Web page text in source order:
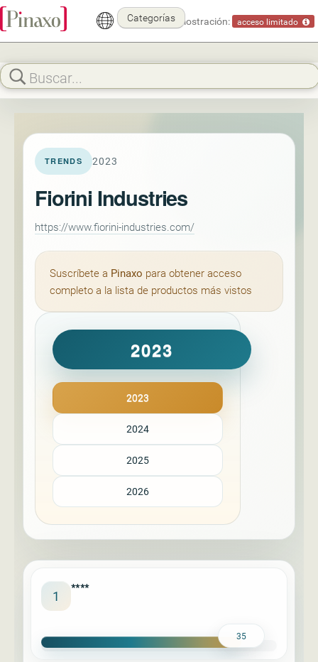
Modo demostración: acceso limitado
Categorías
TRENDS 2023
Fiorini Industries
https://www.fiorini-industries.com/
Suscríbete a Pinaxo para obtener acceso
completo a la lista de productos más vistos
2023
2023
2024
2025
2026
1 ****
35